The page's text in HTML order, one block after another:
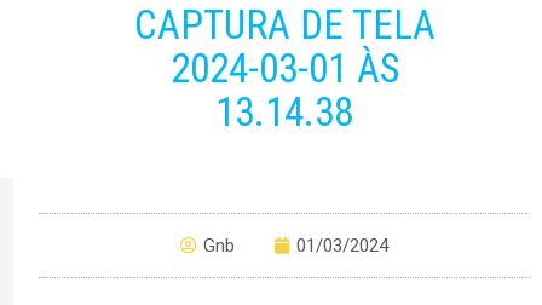
CAPTURA DE TELA
2024-03-01 ÀS
13.14.38
Gnb 01/03/2024